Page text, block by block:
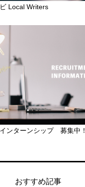
Local Writers
ンターンシップ 募集中！
おすすめ記事